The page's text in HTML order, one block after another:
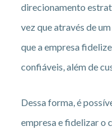
direcionamento
vez que através de
que a empresa
confiáveis, além de
Dessa forma, é
empresa e fidelizar o